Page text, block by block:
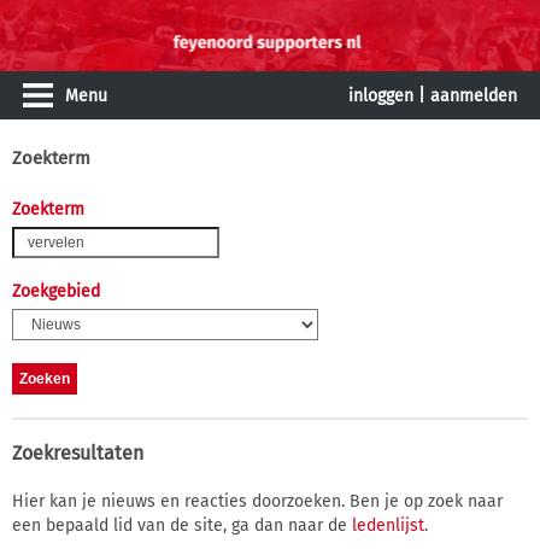
Menu inloggen aanmelden
Zoekterm
Zoekterm
Zoekgebied
Zoekresultaten
Hier kan je nieuws en reacties doorzoeken. Ben je op zoek naar
een bepaald lid van de site, ga dan naar de ledenlijst.